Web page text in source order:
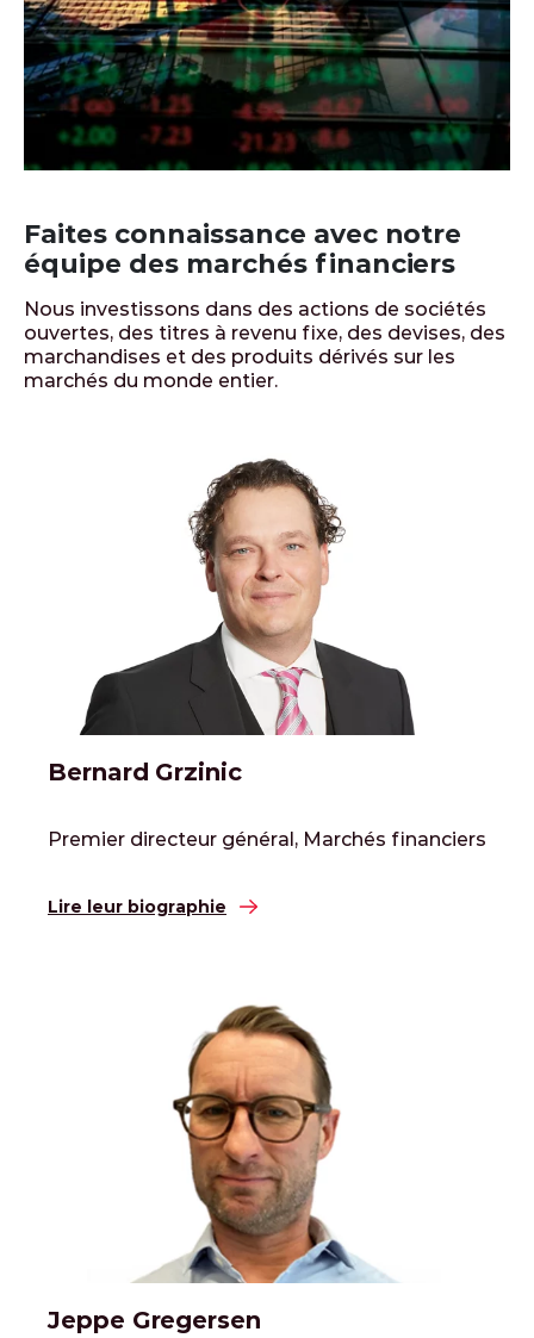
Faites connaissance avec notre
équipe des marchés financiers
Nous investissons dans des actions de sociétés
ouvertes, des titres à revenu fixe, des devises, des
marchandises et des produits dérivés sur les
marchés du monde entier.
Bernard Grzinic
Premier directeur général, Marchés financiers
Lire leur biographie
Jeppe Gregersen